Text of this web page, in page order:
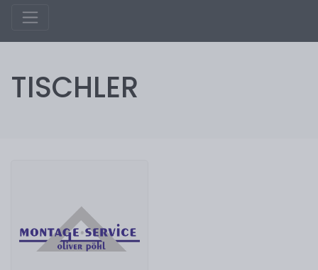
TISCHLER